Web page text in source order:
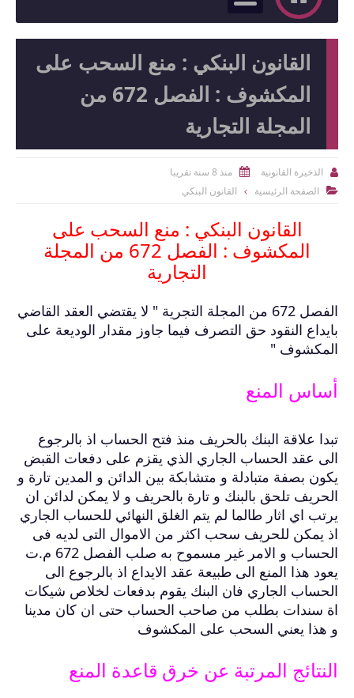
القانون البنكي : منع السحب على
المكشوف : الفصل 672 من
المجلة التجارية
 الذخيرة القانونية  منذ 8 سنة تقريبا
 الصفحة الرئيسية القانون البنكي
القانون البنكي : منع السحب على
المكشوف : الفصل 672 من المجلة
التجارية
الفصل 672 من المجلة التجرية " لا يقتضي العقد القاضي
بايداع النقود حق التصرف فيما جاوز مقدار الوديعة على
المكشوف "
أساس المنع
تبدا علاقة البنك بالحريف منذ فتح الحساب اذ بالرجوع
الى عقد الحساب الجاري الذي يقزم على دفعات القبض
يكون بصفة متبادلة و متشابكة بين الدائن و المدين تارة و
الحريف تلحق بالبنك و تارة بالحريف و لا يمكن لدائن ان
يرتب اي اثار طالما لم يتم الغلق النهائي للحساب الجاري
اذ يمكن للحريف سحب اكثر من الاموال التى لديه فى
الحساب و الامر غير مسموح به صلب الفصل 672 م.ت
يعود هذا المنع الى طبيعة عقد الايداع اذ بالرجوع الى
الحساب الجاري فان البنك يقوم بدفعات لخلاص شيكات
اة سندات بطلب من صاحب الحساب حتى ان كان مدينا
و هذا يعني السحب على المكشوف
النتائج المرتبة عن خرق قاعدة المنع